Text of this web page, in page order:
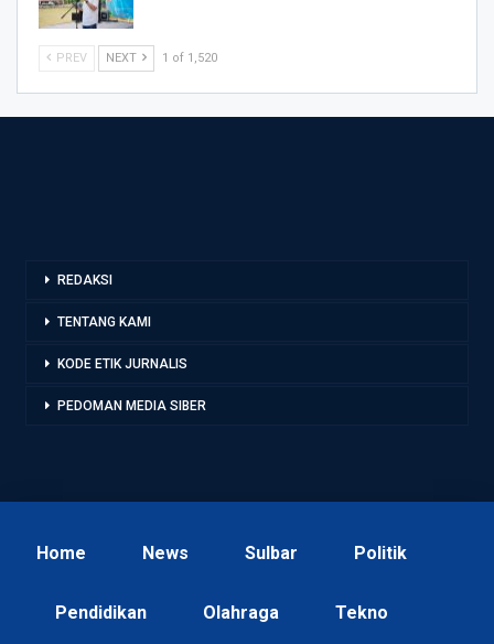
PREV NEXT 1 of 1,520
REDAKSI
TENTANG KAMI
KODE ETIK JURNALIS
PEDOMAN MEDIA SIBER
Home News Sulbar Politik
Pendidikan Olahraga Tekno